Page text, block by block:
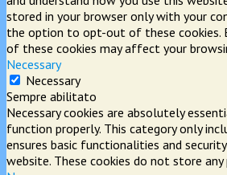
stored in your browser only with your
the option to opt-out of these cookies.
of these cookies may affect your
Necessary
Necessary
Sempre abilitato
Necessary cookies are absolutely
function properly. This category only
ensures basic functionalities and
website. These cookies do not store